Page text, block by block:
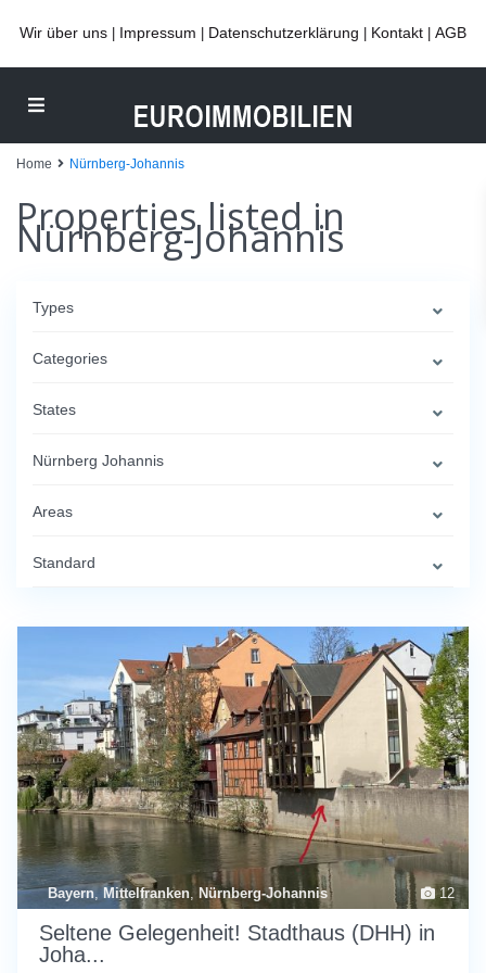
Wir über uns Impressum Datenschutzerklärung Kontakt AGB
Home Nürnberg-Johannis
Properties listed in
Nürnberg-Johannis
Types
Categories
States
Nürnberg Johannis
Areas
Standard
12
Bayern Mittelfranken Nürnberg-Johannis
Seltene Gelegenheit! Stadthaus (DHH) in
Joha...